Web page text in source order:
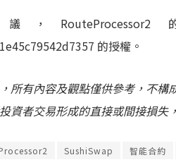
的授權。
所有內容及觀點僅供參考，不
資者交易形成的直接或間接損失
SushiSwap 智能合約